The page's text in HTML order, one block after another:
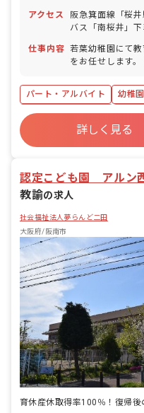
アクセス
阪急箕面線「桜
バス「南桜井」下車徒
し）
仕事内容 若葉幼稚園にて
をお任せします。 ■具体的な仕事内容 ・
パート・アルバイト
幼稚園
ボーナス・賞与あり
年間
社会保険完備
土日祝休み
詳しく見る
認定こども園 アルン
教諭の求人
社会福祉法人夢らんど二田
大阪府/阪南市